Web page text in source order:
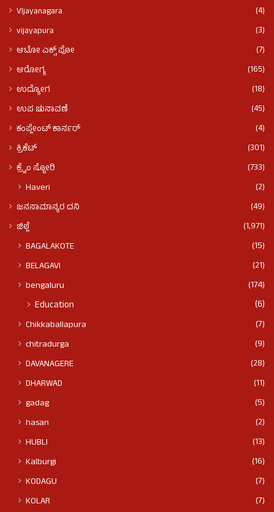
VIjayanagara
(4)
vijayapura
(3)
ಆಟೋ ಎಕ್ಸ್ ಪೋ
(7)
ಆರೋಗ್ಯ
(165)
ಉದ್ಯೋಗ
(18)
ಉಪ ಚುನಾವಣೆ
(45)
ಕಂಪ್ಲೇಂಟ್ ಕಾರ್ನರ್
(4)
ಕ್ರಿಕೆಟ್
(301)
ಕ್ರೈಂ ಸ್ಟೋರಿ
(733)
Haveri (2)
ಜನಸಾಮಾನ್ಯರ ದನಿ
(49)
ಜಿಲ್ಲೆ
(1,971)
BAGALAKOTE
(15)
BELAGAVI
(21)
bengaluru
(174)
Education (6)
Chikkaballapura
(7)
chitradurga
(9)
DAVANAGERE
(28)
DHARWAD
(11)
gadag
(5)
hasan
(2)
HUBLI
(13)
Kalburgi
(16)
KODAGU
(7)
KOLAR
(7)